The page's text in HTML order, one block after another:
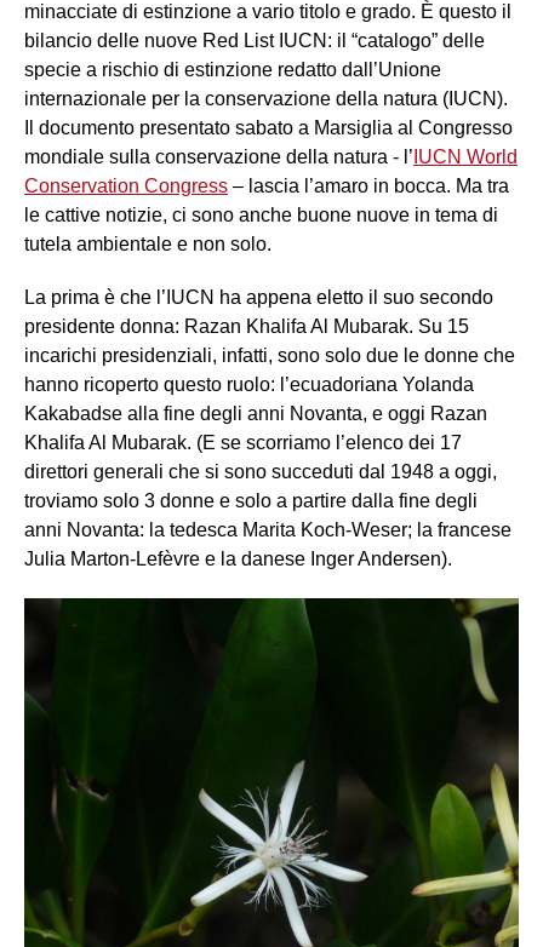
minacciate di estinzione a vario titolo e grado. È questo il
bilancio delle nuove Red List IUCN: il “catalogo” delle
specie a rischio di estinzione redatto dall’Unione
internazionale per la conservazione della natura (IUCN).
Il documento presentato sabato a Marsiglia al Congresso
mondiale sulla conservazione della natura - l’ IUCN World
Conservation Congress – lascia l’amaro in bocca. Ma tra
le cattive notizie, ci sono anche buone nuove in tema di
tutela ambientale e non solo.
La prima è che l’IUCN ha appena eletto il suo secondo
presidente donna: Razan Khalifa Al Mubarak. Su 15
incarichi presidenziali, infatti, sono solo due le donne che
hanno ricoperto questo ruolo: l’ecuadoriana Yolanda
Kakabadse alla fine degli anni Novanta, e oggi Razan
Khalifa Al Mubarak. (E se scorriamo l’elenco dei 17
direttori generali che si sono succeduti dal 1948 a oggi,
troviamo solo 3 donne e solo a partire dalla fine degli
anni Novanta: la tedesca Marita Koch-Weser; la francese
Julia Marton-Lefèvre e la danese Inger Andersen).